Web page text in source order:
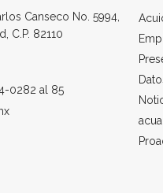
Canseco No. 5994,
C.P. 82110
0282 al 85